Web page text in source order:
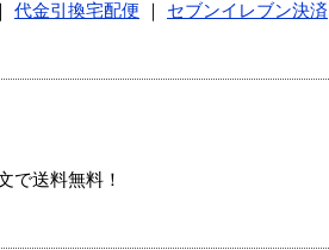
代金引換宅配便
セブンイレブン決済
で送料無料！